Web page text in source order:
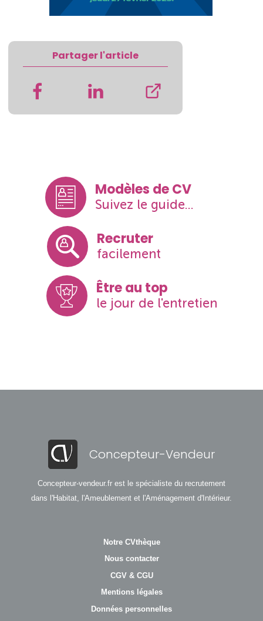
Partager l'article
Modèles de CV
Suivez le guide...
Recruter
facilement
Être au top
le jour de l'entretien
Concepteur-Vendeur
Concepteur-vendeur.fr est le spécialiste du recrutement
dans l'Habitat, l'Ameublement et l'Aménagement d'Intérieur.
Notre CVthèque
Nous contacter
CGV & CGU
Mentions légales
Données personnelles